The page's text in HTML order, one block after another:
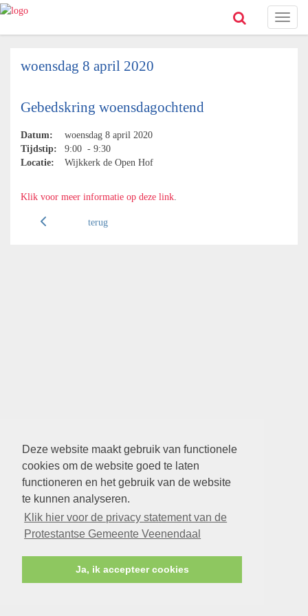
Deze website maakt gebruik van functionele
cookies om de website goed te laten
functioneren en het gebruik van de website
te kunnen analyseren.
Klik hier voor de privacy statement van de
Protestantse Gemeente Veenendaal
Ja, ik accepteer cookies
Toggle
woensdag 8 april 2020
Gebedskring woensdagochtend
Datum:
woensdag 8 april 2020
Tijdstip:
9:00 - 9:30
Locatie:
Wijkkerk de Open Hof
Klik voor meer informatie op deze link
terug